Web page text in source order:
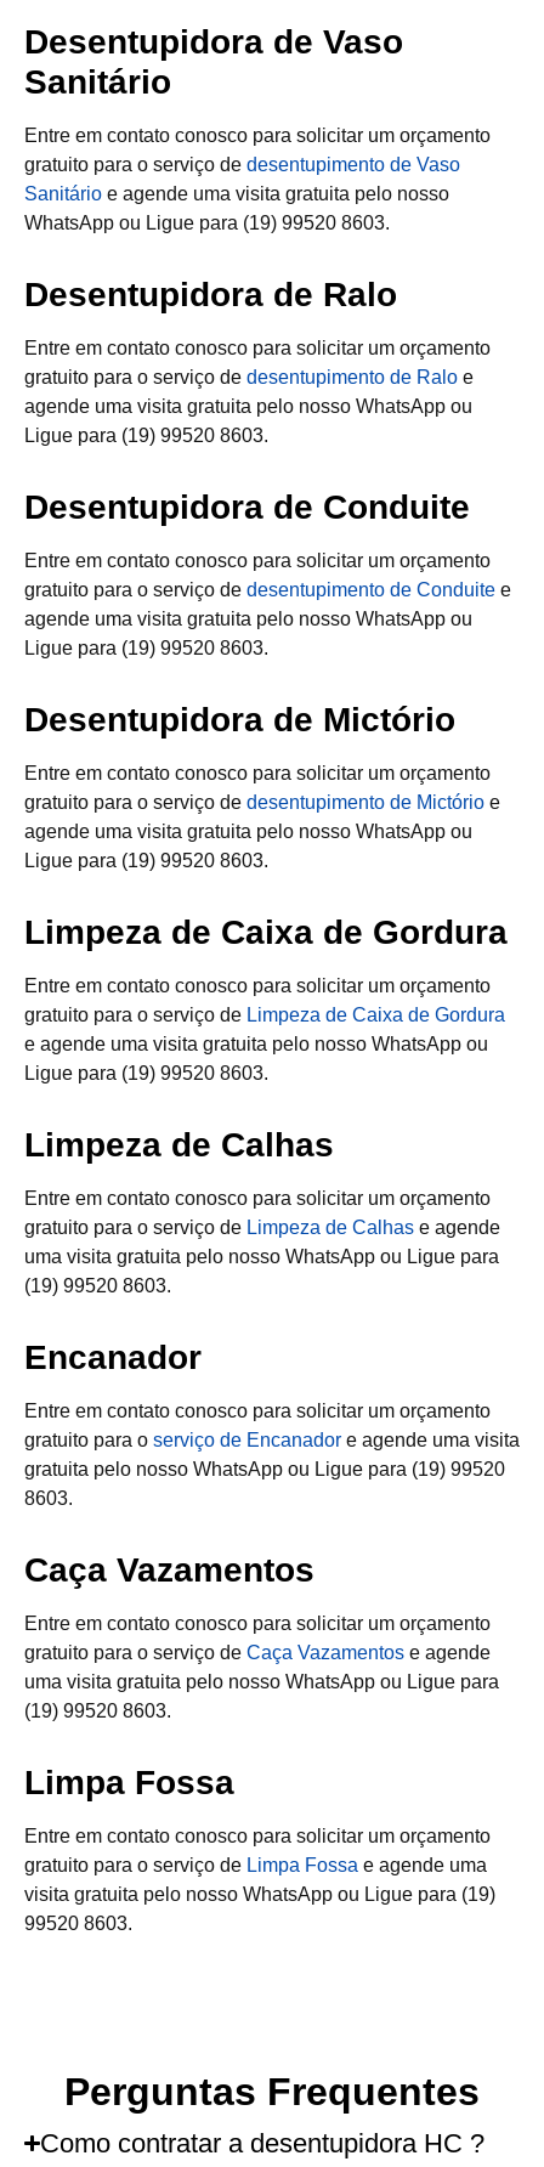
Desentupidora de Vaso
Sanitário
Entre em contato conosco para solicitar um orçamento
gratuito para o serviço de desentupimento de Vaso
Sanitário e agende uma visita gratuita pelo nosso
WhatsApp ou Ligue para (19) 99520 8603.
Desentupidora de Ralo
Entre em contato conosco para solicitar um orçamento
gratuito para o serviço de desentupimento de Ralo e
agende uma visita gratuita pelo nosso WhatsApp ou
Ligue para (19) 99520 8603.
Desentupidora de Conduite
Entre em contato conosco para solicitar um orçamento
gratuito para o serviço de desentupimento de Conduite e
agende uma visita gratuita pelo nosso WhatsApp ou
Ligue para (19) 99520 8603.
Desentupidora de Mictório
Entre em contato conosco para solicitar um orçamento
gratuito para o serviço de desentupimento de Mictório e
agende uma visita gratuita pelo nosso WhatsApp ou
Ligue para (19) 99520 8603.
Limpeza de Caixa de Gordura
Entre em contato conosco para solicitar um orçamento
gratuito para o serviço de Limpeza de Caixa de Gordura
e agende uma visita gratuita pelo nosso WhatsApp ou
Ligue para (19) 99520 8603.
Limpeza de Calhas
Entre em contato conosco para solicitar um orçamento
gratuito para o serviço de Limpeza de Calhas e agende
uma visita gratuita pelo nosso WhatsApp ou Ligue para
(19) 99520 8603.
Encanador
Entre em contato conosco para solicitar um orçamento
gratuito para o serviço de Encanador e agende uma visita
gratuita pelo nosso WhatsApp ou Ligue para (19) 99520
8603.
Caça Vazamentos
Entre em contato conosco para solicitar um orçamento
gratuito para o serviço de Caça Vazamentos e agende
uma visita gratuita pelo nosso WhatsApp ou Ligue para
(19) 99520 8603.
Limpa Fossa
Entre em contato conosco para solicitar um orçamento
gratuito para o serviço de Limpa Fossa e agende uma
visita gratuita pelo nosso WhatsApp ou Ligue para (19)
99520 8603.
Perguntas Frequentes
Como contratar a desentupidora HC ?